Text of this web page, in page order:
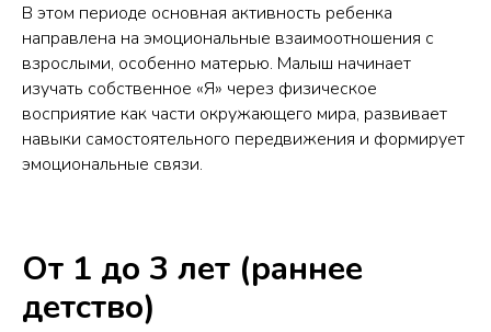
В этом периоде основная активность ребенка
направлена на эмоциональные взаимоотношения с
взрослыми, особенно матерью. Малыш начинает
изучать собственное «Я» через физическое
восприятие как части окружающего мира, развивает
навыки самостоятельного передвижения и формирует
эмоциональные связи.
От 1 до 3 лет (раннее
детство)